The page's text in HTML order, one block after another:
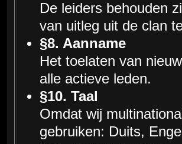
De leiders behouden
van uitleg uit de clan
§8. Aanname
Het toelaten van
alle actieve leden.
§10. Taal
Omdat wij
gebruiken: Duits,